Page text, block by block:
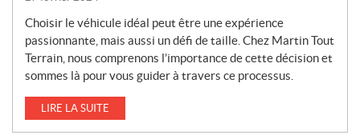
Choisir le véhicule idéal peut être une expérience
passionnante, mais aussi un défi de taille. Chez Martin Tout
Terrain, nous comprenons l’importance de cette décision et
sommes là pour vous guider à travers ce processus.
LIRE LA SUITE